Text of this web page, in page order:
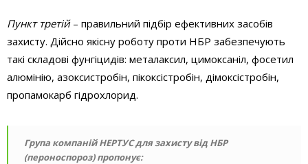
Пункт третій– правильний підбір ефективних засобів
захисту. Дійсно якісну роботу проти НБР забезпечують
такі складові фунгіцидів: металаксил, цимоксаніл, фосетил
алюмінію, азоксистробін, пікоксістробін, дімоксістробін,
пропамокарб гідрохлорид.
Група компаній НЕРТУС для захисту від НБР
(пероноспороз) пропонує: